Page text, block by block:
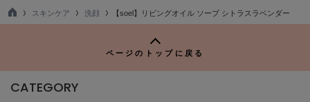
モワージュ
TO
スキンケア 洗顔 【soel】リビングオイル ソープ シトラスラベンダー
ページのトップに戻る
CATEGORY